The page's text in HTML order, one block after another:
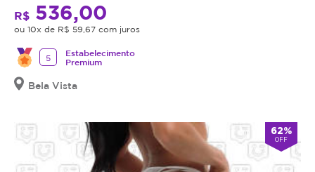
R$ 536,00
ou 10x de R$ 59,67 com juros
5
Estabelecimento
Premium
Bela Vista
62%
OFF